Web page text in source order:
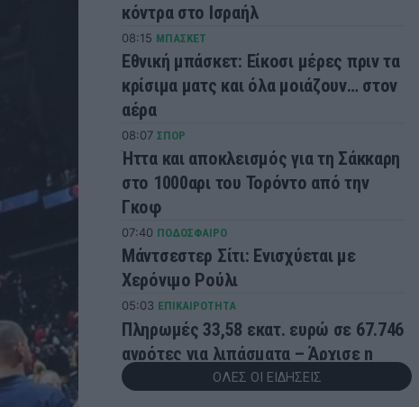
κόντρα στο Ισραήλ
08:15 ΜΠΑΣΚΕΤ
Εθνική μπάσκετ: Είκοσι μέρες πριν τα
κρίσιμα ματς και όλα μοιάζουν… στον
αέρα
08:07 ΣΠΟΡ
Ήττα και αποκλεισμός για τη Σάκκαρη
στο 1000αρι του Τορόντο από την
Γκοφ
07:40 ΠΟΔΟΣΦΑΙΡΟ
Μάντσεστερ Σίτι: Ενισχύεται με
Χερόνιμο Ρούλι
05:03 ΕΠΙΚΑΙΡΟΤΗΤΑ
Πληρωμές 33,58 εκατ. ευρώ σε 67.746
αγρότες για λιπάσματα – Άρχισε η
ενίσχυση του 15%ΟΛΕΣ ΟΙ ΕΙΔΗΣΕΙΣ